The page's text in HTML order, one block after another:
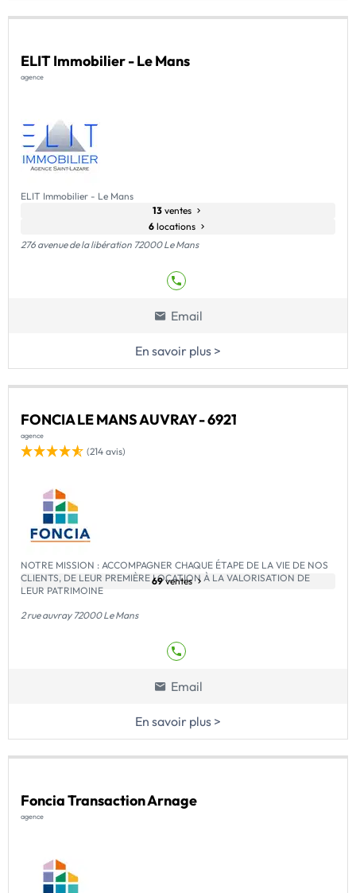
ELIT Immobilier - Le Mans
agence
ELIT Immobilier - Le Mans
13 ventes
6 locations
276 avenue de la libération 72000 Le Mans
Email
En savoir plus >
FONCIA LE MANS AUVRAY - 6921
agence
(214 avis)
NOTRE MISSION : ACCOMPAGNER CHAQUE ÉTAPE DE LA VIE DE NOS
CLIENTS, DE LEUR PREMIÈRE LOCATION À LA VALORISATION DE
LEUR PATRIMOINE
69ventes
2 rue auvray 72000 Le Mans
Email
En savoir plus >
Foncia Transaction Arnage
agence